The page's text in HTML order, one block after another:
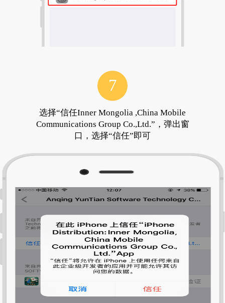
7
选择“信任Inner Mongolia ,China Mobile
Communications Group Co.,Ltd.”，弹出窗
口，选择“信任”即可